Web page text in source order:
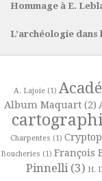
Hommage à E.
L’archéologie dans
A. Lajoie(1)
Album Maquart(2)
Charpentes (1)
Boucheries (1) François
Pinnelli(3) H.